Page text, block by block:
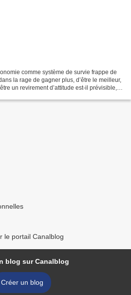
comme système de survie frappe de
la rage de gagner plus, d’être le meilleur,
un revirement d’attitude est-il prévisible,
le portail Canalblog
blog sur Canalblog
Créer un blog